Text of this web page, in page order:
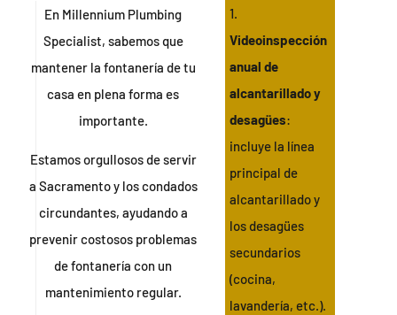
En Millennium Plumbing
Specialist, sabemos que
mantener la fontanería de tu
casa en plena forma es
importante.
Estamos orgullosos de servir
a Sacramento y los condados
circundantes, ayudando a
prevenir costosos problemas
de fontanería con un
mantenimiento regular.
1.
Videoinspección
anual de
alcantarillado y
desagües:
incluye la línea
principal de
alcantarillado y
los desagües
secundarios
(cocina,
lavandería, etc.).